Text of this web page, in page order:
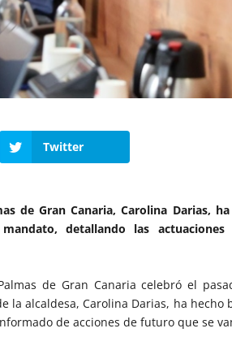
Twitter
de Gran Canaria, Carolina Darias,
detallando las
de Gran Canaria celebró el
la alcaldesa, Carolina Darias, ha
de acciones de futuro que se